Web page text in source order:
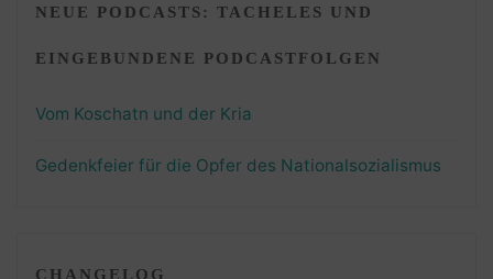
NEUE PODCASTS: TACHELES UND
EINGEBUNDENE PODCASTFOLGEN
Vom Koschatn und der Kria
Gedenkfeier für die Opfer des Nationalsozialismus
CHANGELOG